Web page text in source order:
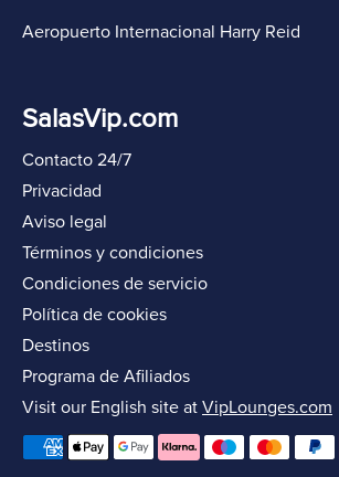
Aeropuerto Internacional Harry Reid
SalasVip.com
Contacto 24/7
Privacidad
Aviso legal
Términos y condiciones
Condiciones de servicio
Política de cookies
Destinos
Programa de Afiliados
Visit our English site at VipLounges.com